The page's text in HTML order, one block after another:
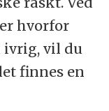
hvorfor
ivrig, vil du
finnes en